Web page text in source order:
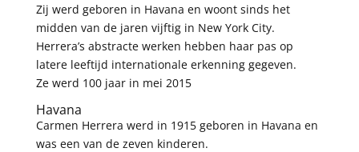
Zij werd geboren in Havana en woont sinds het
midden van de jaren vijftig in New York City.
Herrera’s abstracte werken hebben haar pas op
latere leeftijd internationale erkenning gegeven.
Ze werd 100 jaar in mei 2015
Havana
Carmen Herrera werd in 1915 geboren in Havana en
was een van de zeven kinderen.